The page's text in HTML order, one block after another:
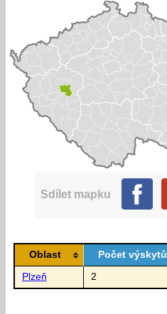
Sdílet mapku
Oblast Počet výskytů
Plzeň 2